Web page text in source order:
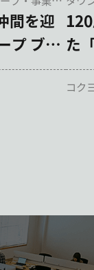
間を迎
プ ブラ
式 ―
た
ィ
コク